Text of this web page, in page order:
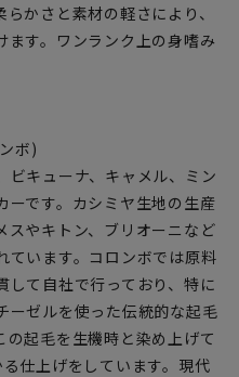
かさと素材の軽さにより、
ます。ワンランク上の身嗜み
ボ)
ビキューナ、キャメル、ミン
ーです。カシミヤ生地の生産
スやキトン、ブリオーニなど
ています。コロンボでは原料
して自社で行っており、特に
ーゼルを使った伝統的な起毛
起毛を生機時と染め上げて
仕上げをしています。現代